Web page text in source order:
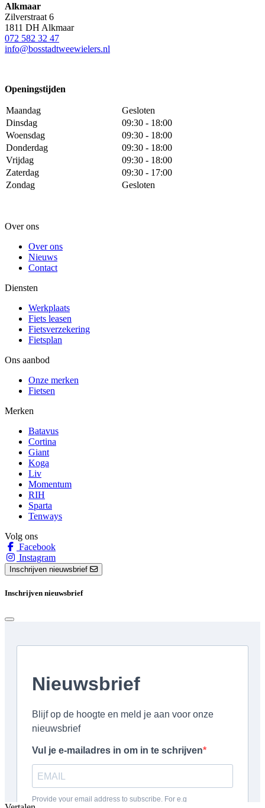
Alkmaar
Zilverstraat 6
1811 DH Alkmaar
072 582 32 47
info@bosstadtweewielers.nl
Openingstijden
Maandag
Gesloten
Dinsdag
09:30 - 18:00
Woensdag
09:30 - 18:00
Donderdag
09:30 - 18:00
Vrijdag
09:30 - 18:00
Zaterdag
09:30 - 17:00
Zondag
Gesloten
Over ons
Over ons
Nieuws
Contact
Diensten
Werkplaats
Fiets leasen
Fietsverzekering
Fietsplan
Ons aanbod
Onze merken
Fietsen
Merken
Batavus
Cortina
Giant
Koga
Liv
Momentum
RIH
Sparta
Tenways
Volg ons
Facebook
Instagram
Inschrijven nieuwsbrief
Inschrijven nieuwsbrief